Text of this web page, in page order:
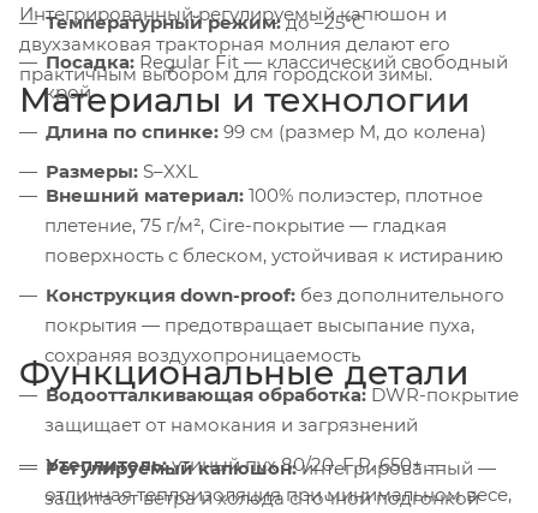
Интегрированный регулируемый капюшон и
двухзамковая тракторная молния делают его
практичным выбором для городской зимы.
Температурный режим:до –25°C
Посадка: Regular Fit — классический свободный
крой
Длина по спинке: 99 см (размер M, до колена)
Размеры: S–XXL
Материалы и технологии
Внешний материал: 100% полиэстер, плотное
плетение, 75 г/м², Cire-покрытие — гладкая
поверхность с блеском, устойчивая к истиранию
Конструкция down-proof: без дополнительного
покрытия — предотвращает высыпание пуха,
сохраняя воздухопроницаемость
Водоотталкивающая обработка: DWR-покрытие
защищает от намокания и загрязнений
Утеплитель:утиный пух 80/20, F.P. 650+ —
отличная теплоизоляция при минимальном весе,
Функциональные детали
Регулируемый капюшон:интегрированный —
защита от ветра и холода с точной подгонкой